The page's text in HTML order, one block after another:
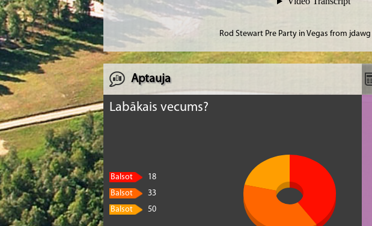
Rod Stewart Pre Party in Vegas from jdawg
Aptauja
Labākais vecums?
Balsot
18
Balsot
33
Balsot
50